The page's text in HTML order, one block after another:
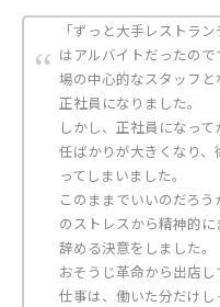
「ずっと大手レストラ
はアルバイトだったの
場の中心的なスタッフ
正社員になりました。
しかし、正社員になっ
任ばかりが大きくなり
ってしまいました。
このままでいいのだろ
のストレスから精神的
辞める決意をしました。
おそうじ革命から出店
仕事は、働いた分だけし